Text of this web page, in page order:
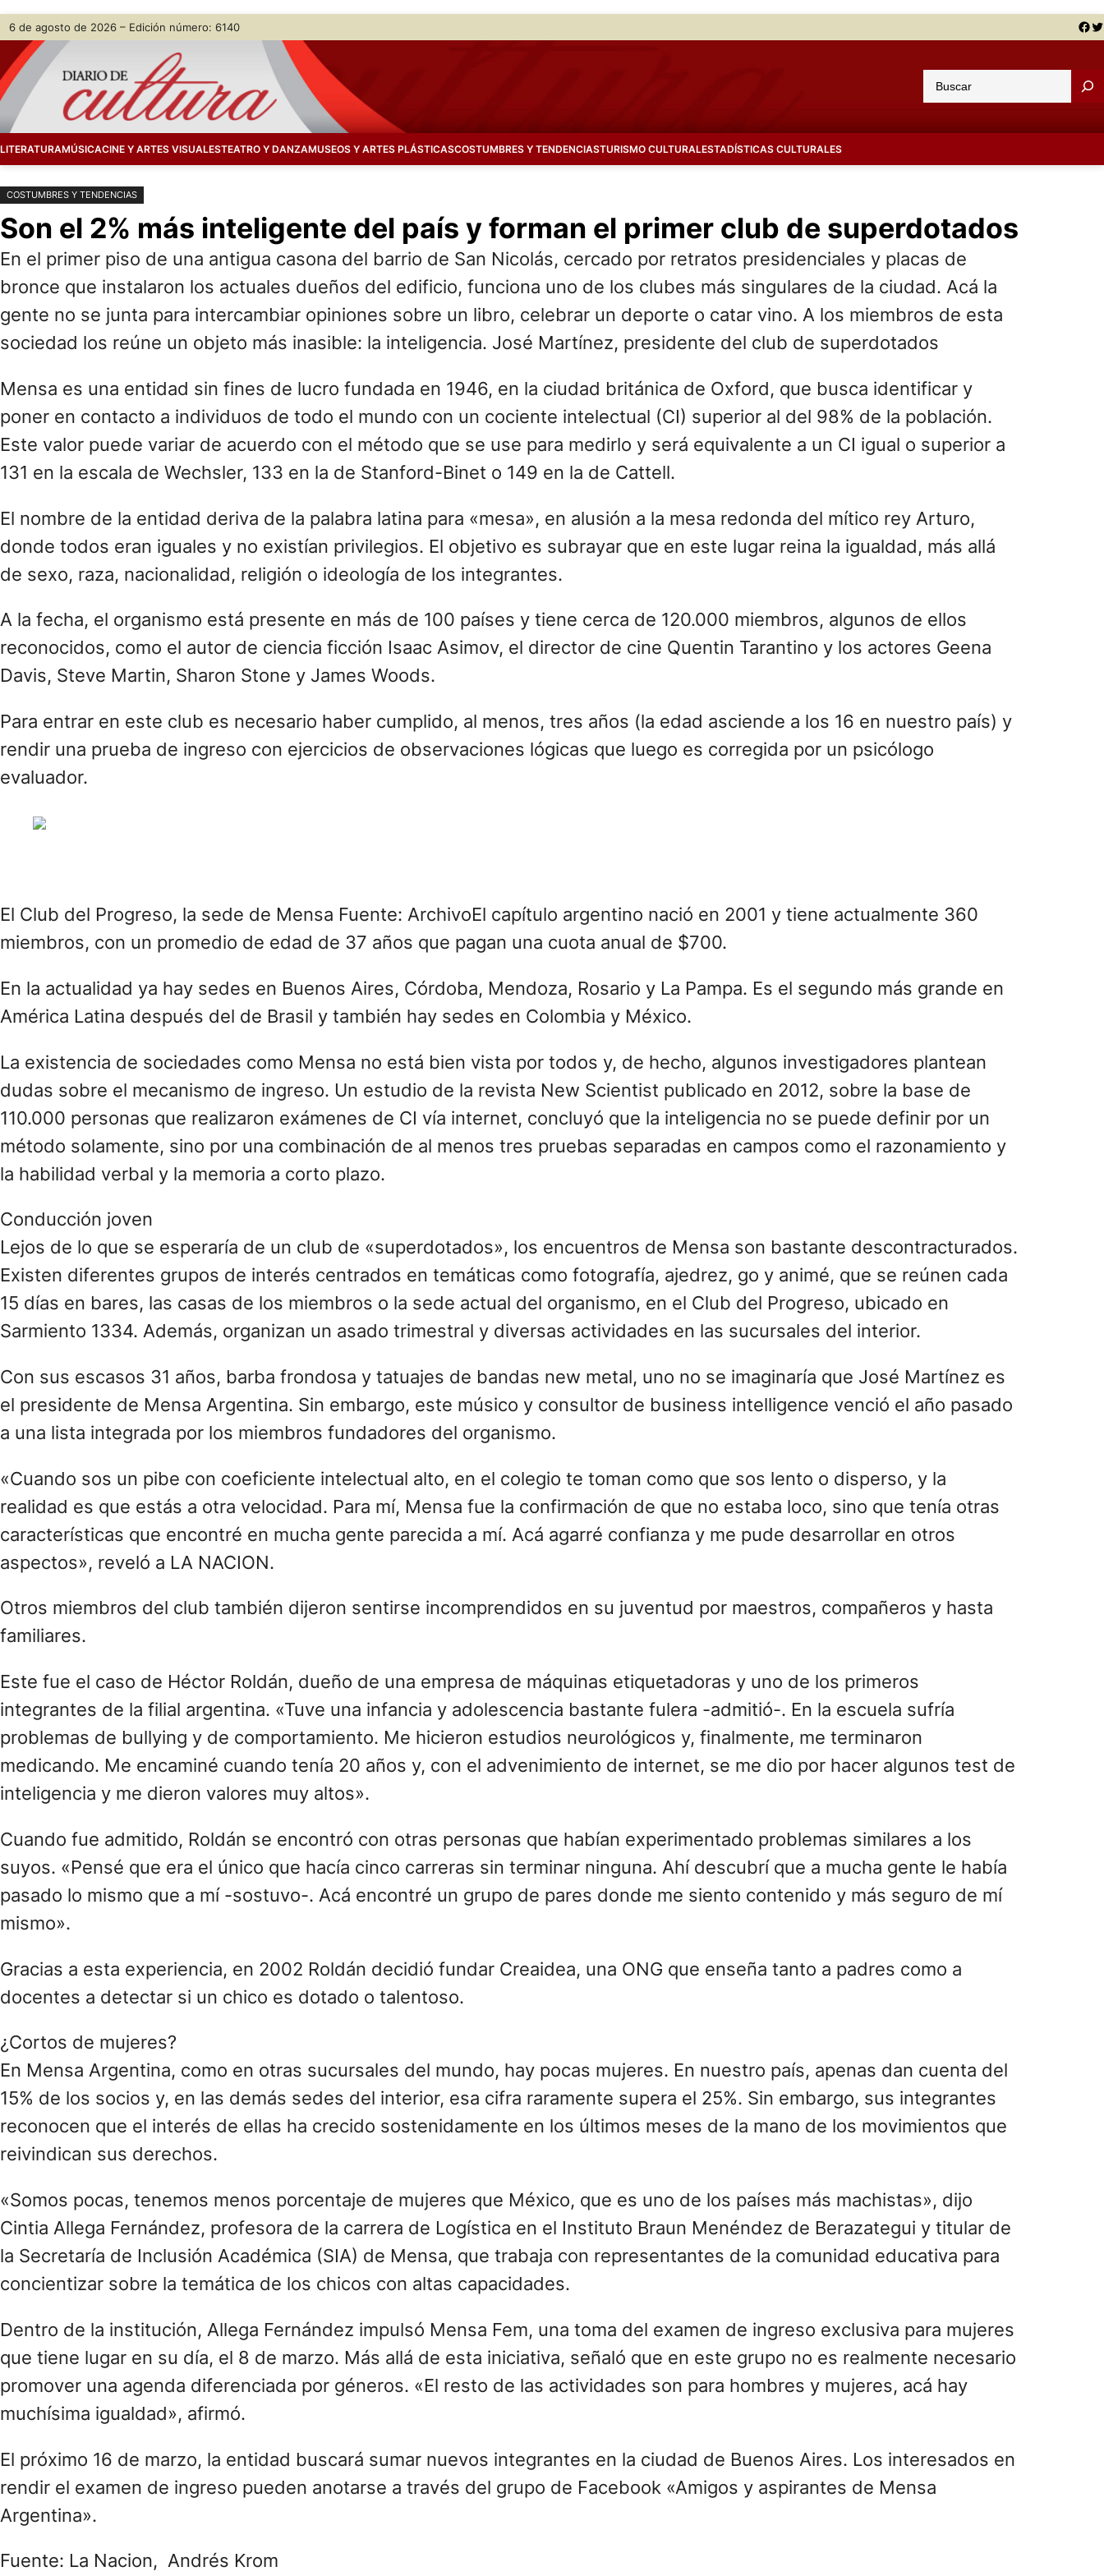
Saltar
contenido
Skip
content
6 de agosto de 2026 – Edición número: 6140 Facebook Twitter
u
a
LITERATURAMÚSICACINE Y ARTES VISUALESTEATRO Y DANZAMUSEOS Y ARTES PLÁSTICASCOSTUMBRES Y TENDENCIASTURISMO CULTURALESTADÍSTICAS CULTURALES
COSTUMBRES Y TENDENCIAS
Son el 2% más inteligente del país y forman el primer club de superdotados
En el primer piso de una antigua casona del barrio de San Nicolás, cercado por retratos presidenciales y placas de
bronce que instalaron los actuales dueños del edificio, funciona uno de los clubes más singulares de la ciudad. Acá la
gente no se junta para intercambiar opiniones sobre un libro, celebrar un deporte o catar vino. A los miembros de esta
sociedad los reúne un objeto más inasible: la inteligencia. José Martínez, presidente del club de superdotados
Mensa es una entidad sin fines de lucro fundada en 1946, en la ciudad británica de Oxford, que busca identificar y
poner en contacto a individuos de todo el mundo con un cociente intelectual (CI) superior al del 98% de la población.
Este valor puede variar de acuerdo con el método que se use para medirlo y será equivalente a un CI igual o superior a
131 en la escala de Wechsler, 133 en la de Stanford-Binet o 149 en la de Cattell.
El nombre de la entidad deriva de la palabra latina para «mesa», en alusión a la mesa redonda del mítico rey Arturo,
donde todos eran iguales y no existían privilegios. El objetivo es subrayar que en este lugar reina la igualdad, más allá
de sexo, raza, nacionalidad, religión o ideología de los integrantes.
A la fecha, el organismo está presente en más de 100 países y tiene cerca de 120.000 miembros, algunos de ellos
reconocidos, como el autor de ciencia ficción Isaac Asimov, el director de cine Quentin Tarantino y los actores Geena
Davis, Steve Martin, Sharon Stone y James Woods.
Para entrar en este club es necesario haber cumplido, al menos, tres años (la edad asciende a los 16 en nuestro país) y
rendir una prueba de ingreso con ejercicios de observaciones lógicas que luego es corregida por un psicólogo
evaluador.
El Club del Progreso, la sede de Mensa Fuente: ArchivoEl capítulo argentino nació en 2001 y tiene actualmente 360
miembros, con un promedio de edad de 37 años que pagan una cuota anual de $700.
En la actualidad ya hay sedes en Buenos Aires, Córdoba, Mendoza, Rosario y La Pampa. Es el segundo más grande en
América Latina después del de Brasil y también hay sedes en Colombia y México.
La existencia de sociedades como Mensa no está bien vista por todos y, de hecho, algunos investigadores plantean
dudas sobre el mecanismo de ingreso. Un estudio de la revista New Scientist publicado en 2012, sobre la base de
110.000 personas que realizaron exámenes de CI vía internet, concluyó que la inteligencia no se puede definir por un
método solamente, sino por una combinación de al menos tres pruebas separadas en campos como el razonamiento y
la habilidad verbal y la memoria a corto plazo.
Conducción joven
Lejos de lo que se esperaría de un club de «superdotados», los encuentros de Mensa son bastante descontracturados.
Existen diferentes grupos de interés centrados en temáticas como fotografía, ajedrez, go y animé, que se reúnen cada
15 días en bares, las casas de los miembros o la sede actual del organismo, en el Club del Progreso, ubicado en
Sarmiento 1334. Además, organizan un asado trimestral y diversas actividades en las sucursales del interior.
Con sus escasos 31 años, barba frondosa y tatuajes de bandas new metal, uno no se imaginaría que José Martínez es
el presidente de Mensa Argentina. Sin embargo, este músico y consultor de business intelligence venció el año pasado
a una lista integrada por los miembros fundadores del organismo.
«Cuando sos un pibe con coeficiente intelectual alto, en el colegio te toman como que sos lento o disperso, y la
realidad es que estás a otra velocidad. Para mí, Mensa fue la confirmación de que no estaba loco, sino que tenía otras
características que encontré en mucha gente parecida a mí. Acá agarré confianza y me pude desarrollar en otros
aspectos», reveló a LA NACION.
Otros miembros del club también dijeron sentirse incomprendidos en su juventud por maestros, compañeros y hasta
familiares.
Este fue el caso de Héctor Roldán, dueño de una empresa de máquinas etiquetadoras y uno de los primeros
integrantes de la filial argentina. «Tuve una infancia y adolescencia bastante fulera -admitió-. En la escuela sufría
problemas de bullying y de comportamiento. Me hicieron estudios neurológicos y, finalmente, me terminaron
medicando. Me encaminé cuando tenía 20 años y, con el advenimiento de internet, se me dio por hacer algunos test de
inteligencia y me dieron valores muy altos».
Cuando fue admitido, Roldán se encontró con otras personas que habían experimentado problemas similares a los
suyos. «Pensé que era el único que hacía cinco carreras sin terminar ninguna. Ahí descubrí que a mucha gente le había
pasado lo mismo que a mí -sostuvo-. Acá encontré un grupo de pares donde me siento contenido y más seguro de mí
mismo».
Gracias a esta experiencia, en 2002 Roldán decidió fundar Creaidea, una ONG que enseña tanto a padres como a
docentes a detectar si un chico es dotado o talentoso.
¿Cortos de mujeres?
En Mensa Argentina, como en otras sucursales del mundo, hay pocas mujeres. En nuestro país, apenas dan cuenta del
15% de los socios y, en las demás sedes del interior, esa cifra raramente supera el 25%. Sin embargo, sus integrantes
reconocen que el interés de ellas ha crecido sostenidamente en los últimos meses de la mano de los movimientos que
reivindican sus derechos.
«Somos pocas, tenemos menos porcentaje de mujeres que México, que es uno de los países más machistas», dijo
Cintia Allega Fernández, profesora de la carrera de Logística en el Instituto Braun Menéndez de Berazategui y titular de
la Secretaría de Inclusión Académica (SIA) de Mensa, que trabaja con representantes de la comunidad educativa para
concientizar sobre la temática de los chicos con altas capacidades.
Dentro de la institución, Allega Fernández impulsó Mensa Fem, una toma del examen de ingreso exclusiva para mujeres
que tiene lugar en su día, el 8 de marzo. Más allá de esta iniciativa, señaló que en este grupo no es realmente necesario
promover una agenda diferenciada por géneros. «El resto de las actividades son para hombres y mujeres, acá hay
muchísima igualdad», afirmó.
El próximo 16 de marzo, la entidad buscará sumar nuevos integrantes en la ciudad de Buenos Aires. Los interesados en
rendir el examen de ingreso pueden anotarse a través del grupo de Facebook «Amigos y aspirantes de Mensa
Argentina».
Fuente: La Nacion, Andrés Krom